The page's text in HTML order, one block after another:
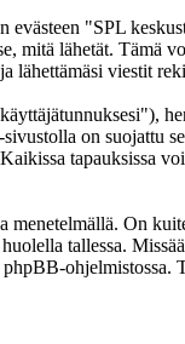
evästeen "SPL
mitä lähetät.
lähettämäsi viestit
on suojattu
tapauksissa
menetelmällä. On
tallessa.